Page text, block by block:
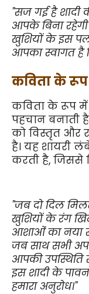
"सज गई है शादी
आपके बिना
खुशियों के इस
आपका स्वागत है
कविता के रूप
कविता के रूप में
पहचान बनाती
को विस्तृत और
है। यह शायरी
करती है, जिससे
"जब दो दिल
खुशियों के रंग
आशाओं का नया
जब साथ सभी
आपकी उपस्थिति
इस शादी के
हमारा अनुरोध।"